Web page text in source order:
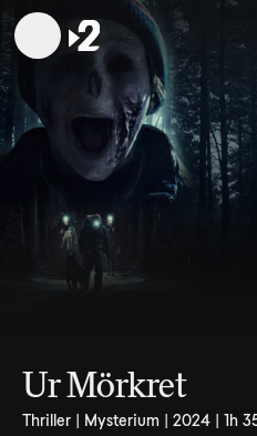
Ur Mörkret
Thriller | Mysterium | 2024 | 1h